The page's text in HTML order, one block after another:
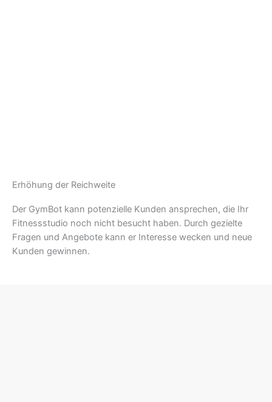
Erhöhung der Reichweite
Der GymBot kann potenzielle Kunden ansprechen, die Ihr
Fitnessstudio noch nicht besucht haben. Durch gezielte
Fragen und Angebote kann er Interesse wecken und neue
Kunden gewinnen.